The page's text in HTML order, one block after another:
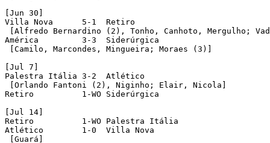
[Jun 30]
Villa Nova 	5-1  Retiro
[Alfredo Bernardino (2), Tonho, Canhoto, Mergulho;
América 	3-3  Siderúrgica
[Camilo, Marcondes, Mingueira; Moraes (3)]
[Jul 7]
Palestra Itália 3-2  Atlético
[Orlando Fantoni (2), Niginho; Elair, Nicola]
Retiro		1-WO Siderúrgica
[Jul 14]
Retiro		1-WO Palestra Itália
Atlético 	1-0  Villa Nova
[Guará]